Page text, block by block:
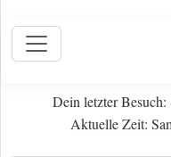
Dein letzter Besuch:
Aktuelle Zeit: